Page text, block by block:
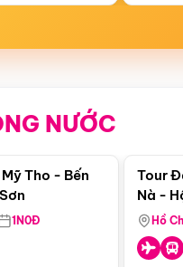
NƯỚC
Điểm nổi bật
Tho - Bến
1N0Đ
Tour
Nà -
Nha
Hồ